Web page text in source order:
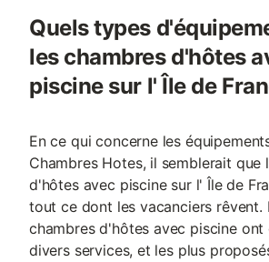
Quels types
les chambres d'hôtes
piscine sur l' Île de
En ce qui concerne les
Chambres Hotes, il semblerait que
d'hôtes avec piscine sur l' Île de
tout ce dont les vacanciers rêvent.
chambres d'hôtes avec piscine ont
divers services, et les plus